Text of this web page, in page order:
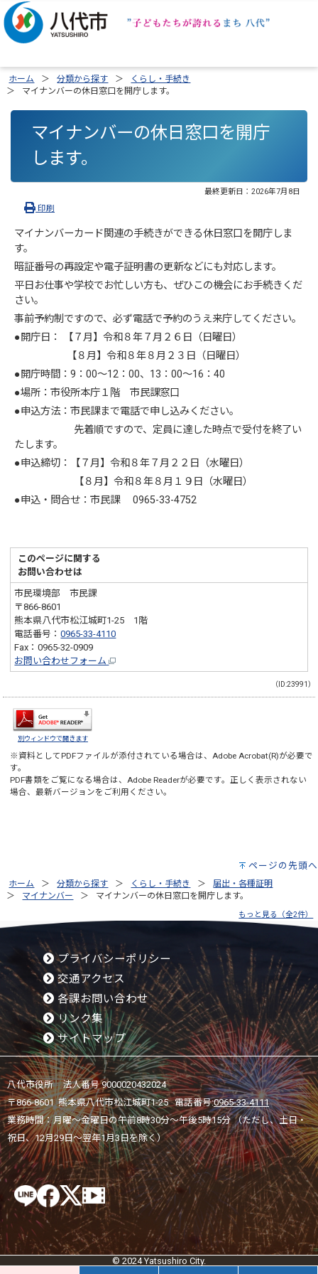
ホーム 分類から探す
くらし・手続き
マイナンバーの休日窓口を開庁します。
マイナンバーの休日窓口を開庁
します。
最終更新日： 2026年7月8日
印刷
マイナンバーカード関連の手続きができる休日窓口を開庁しま
す。
暗証番号の再設定や電子証明書の更新などにも対応します。
平日お仕事や学校でお忙しい方も、ぜひこの機会にお手続きくだ
さい。
事前予約制ですので、必ず電話で予約のうえ来庁してください。
●開庁日： 【７月】令和８年７月２６日（日曜日）
【８月】令和８年８月２３日（日曜日）
●開庁時間：9：00～12：00、13：00～16：40
●場所：市役所本庁１階 市民課窓口
●申込方法：市民課まで電話で申し込みください。
先着順ですので、定員に達した時点で受付を終了い
たします。
●申込締切：【７月】令和８年７月２２日（水曜日）
【８月】令和８年８月１９日（水曜日）
●申込・問合せ：市民課 0965-33-4752
このページに関する
お問い合わせは
市民環境部 市民課
〒866-8601
熊本県八代市松江城町1-25 1階
電話番号：0965-33-4110
Fax：0965-32-0909
お問い合わせフォーム
（ID:23991）
別ウィンドウで開きます
※資料としてPDFファイルが添付されている場合は、 Adobe Acrobat(R)が必要で
す。
PDF書類をご覧になる場合は、 Adobe Readerが必要です。正しく表示されない
場合、最新バージョンをご利用ください。
ページの先頭へ
ホーム 分類から探す くらし・手続き
届出・各種証明
マイナンバー
マイナンバーの休日窓口を開庁します。
もっと見る（全2件）
プライバシーポリシー
交通アクセス
各課お問い合わせ
リンク集
サイトマップ
八代市役所 法人番号 9000020432024
〒866-8601 熊本県八代市松江城町1-25 電話番号:0965-33-4111
業務時間：月曜～金曜日の午前8時30分～午後5時15分 （ただし、土日・
祝日、12月29日～翌年1月3日を除く）
© 2024 Yatsushiro City.